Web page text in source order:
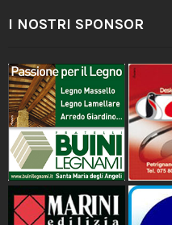
I NOSTRI SPONSOR